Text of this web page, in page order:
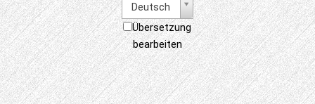
Deutsch
Übersetzung
bearbeiten